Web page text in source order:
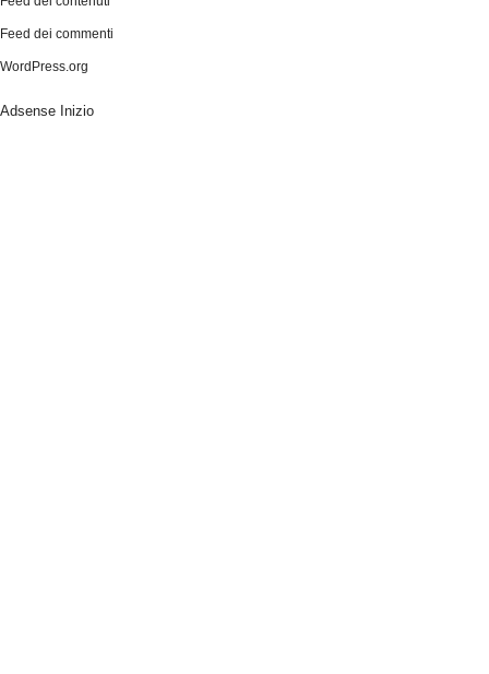
Feed dei commenti
WordPress.org
Adsense Inizio